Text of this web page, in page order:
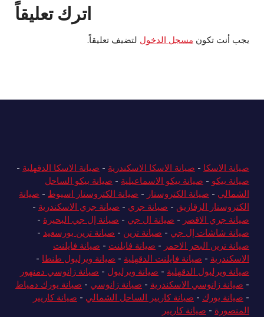
اترك تعليقاً
يجب أنت تكون مسجل الدخول لتضيف تعليقاً.
صيانة الاسكا - صيانة الاسكا الاسكندرية - صيانة الاسكا الدقهلية -
صيانة بيكو - صيانة بيكو الاسماعيلية - صيانة بيكو الساحل
الشمالي - صيانة الكتروستار - صيانة الكتروستار اسيوط - صيانة
الكتروستار الزقازيق - صيانة جري - صيانة جري الاسكندرية -
صيانة جري الاقصر - صيانة ال جي - صيانة إل جي البحيرة -
صيانة شاشات إل جي - صيانة ترين - صيانة ترين بورسعيد -
صيانة ترين البحر الاحمر - صيانة فايلنت - صيانة فايلنت
الاسكندرية - صيانة فايلنت الدقهلية - صيانة ويرلبول طنطا -
صيانة ويرلبول الدقهلية - صيانة ويرلبول - صيانة زانوسي دمنهور
- صيانة زانوسي الاسكندرية - صيانة زانوسي - صيانة يورك دمياط
- صيانة يورك - صيانة كاريير الساحل الشمالي - صيانة كاريير
المنصورة - صيانة كاريير